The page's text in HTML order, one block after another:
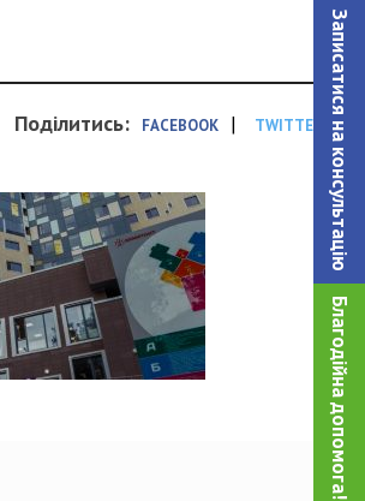
Записатися на консультацiю
Благодійна допомога!
Поділитись: FACEBOOK | TWITTER